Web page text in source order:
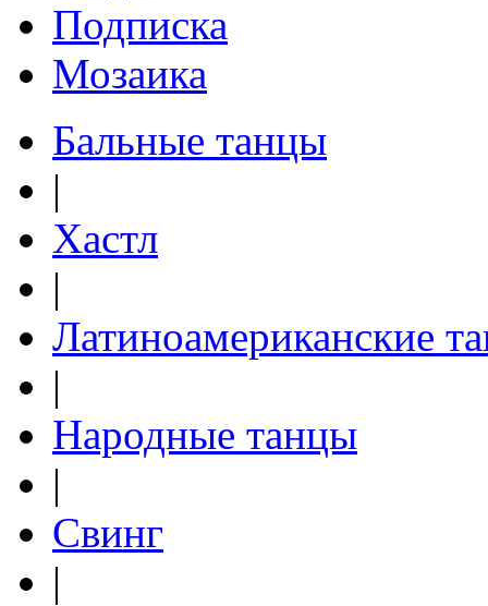
Подписка
Мозаика
Бальные танцы
|
Хастл
|
Латиноамериканские
|
Народные танцы
|
Свинг
|